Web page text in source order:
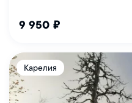
9 950 ₽
Карелия